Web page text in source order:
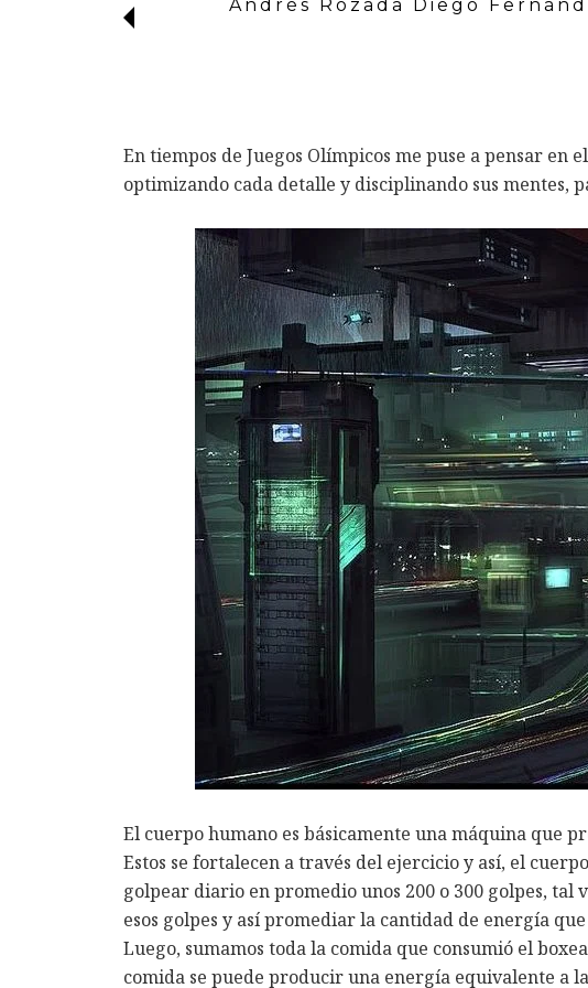
Andrés Rozada Diego
En tiempos de Juegos Olímpicos me puse a pensar
optimizando cada detalle y disciplinando sus mentes,
El cuerpo humano es básicamente una máquina que
Estos se fortalecen a través del ejercicio y así, el
golpear diario en promedio unos 200 o 300 golpes, tal
esos golpes y así promediar la cantidad de energía
Luego, sumamos toda la comida que consumió el
comida se puede producir una energía equivalente a